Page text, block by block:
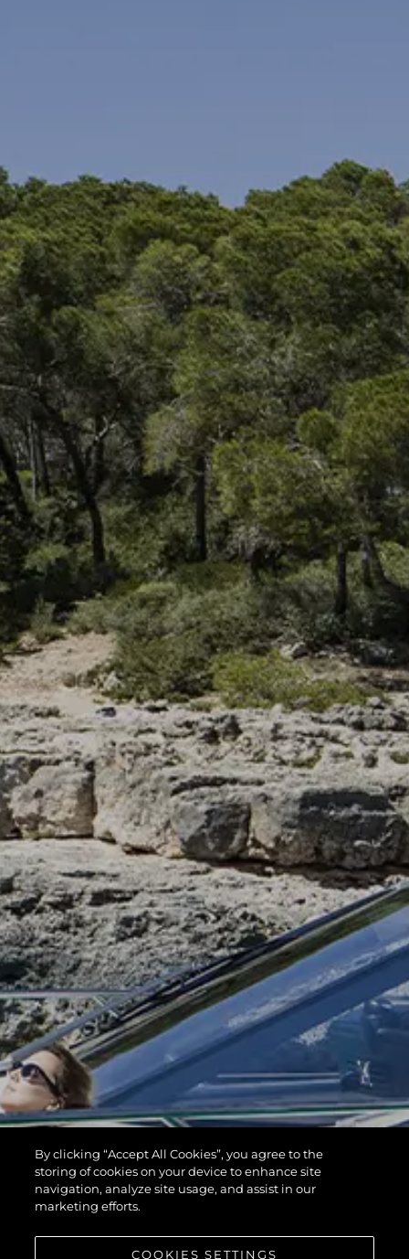
By clicking “Accept All Cookies”, you agree to the
storing of cookies on your device to enhance site
navigation, analyze site usage, and assist in our
marketing efforts.
COOKIES SETTINGS